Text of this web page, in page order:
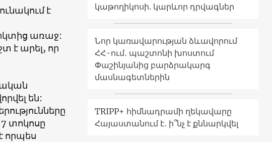
է
առաջ:
է արել, որ
են:
տոկոսը
որպես
կաթողիկոսի. կարևոր դրվագներ
Նոր կառավարության ձևավորում
ՀՀ-ում․ պաշտոնի խոստում
Փաշինյանից բարձրակարգ
մասնագետներին
TRIPP+ հիմնադրամի ղեկավարը
Հայաստանում է․ ի՞նչ է քննարկվել